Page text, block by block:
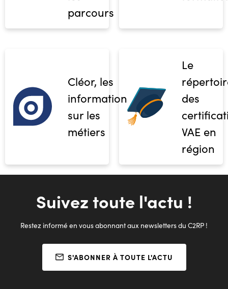
parcours
Cléor, les
informations
sur les
métiers
Le
des
VAE en
région
Suivez toute l'actu !
Restez informé en vous abonnant aux newsletters du C2RP !
S'ABONNER À TOUTE L'ACTU